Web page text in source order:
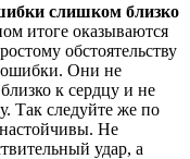
слишком близко
итоге оказываются
обстоятельству
ошибки. Они не
к сердцу и не
Так следуйте же по
Не
удар, а